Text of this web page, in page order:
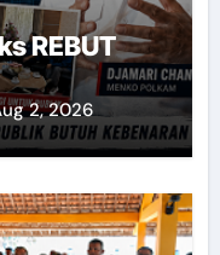
REBUT
2, 2026